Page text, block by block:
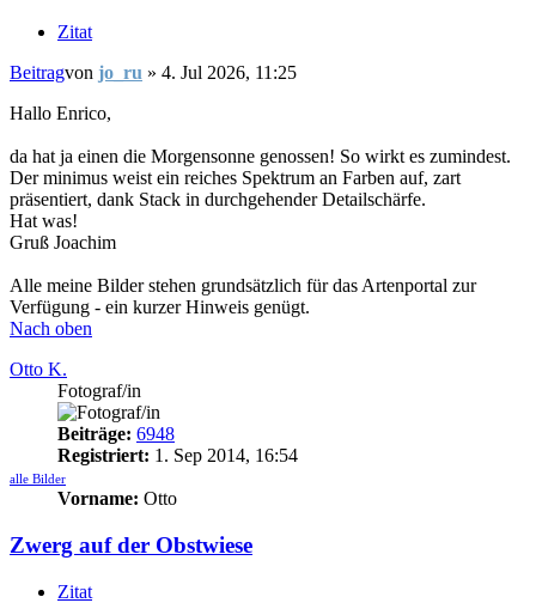
Zitat
Beitragvon jo_ru » 4. Jul 2026, 11:25
Hallo Enrico,
da hat ja einen die Morgensonne genossen! So wirkt es zumindest.
Der minimus weist ein reiches Spektrum an Farben auf, zart
präsentiert, dank Stack in durchgehender Detailschärfe.
Hat was!
Gruß Joachim
Alle meine Bilder stehen grundsätzlich für das Artenportal zur
Verfügung - ein kurzer Hinweis genügt.
Nach oben
Otto K.
Fotograf/in
Beiträge: 6948
Registriert: 1. Sep 2014, 16:54
alle Bilder
Vorname: Otto
Zwerg auf der Obstwiese
Zitat